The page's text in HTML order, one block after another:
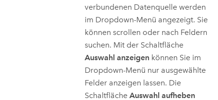
verbundenen Datenquelle werden
im Dropdown-Menü angezeigt. Sie
können scrollen oder nach Feldern
suchen. Mit der Schaltfläche
Auswahl anzeigen können Sie im
Dropdown-Menü nur ausgewählte
Felder anzeigen lassen. Die
SchaltflächeAuswahl aufheben